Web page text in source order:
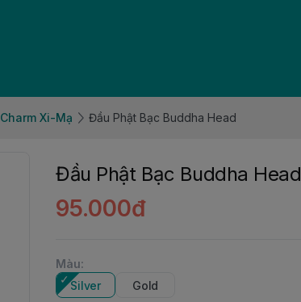
Charm Xi-Mạ Đầu Phật Bạc Buddha Head
Đầu Phật Bạc Buddha Head
95.000đ
Màu:
Silver
Gold